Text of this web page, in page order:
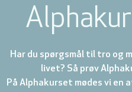
Har du spørgsmål til tro og
livet? Så prøv
På Alphakurset mødes vi en